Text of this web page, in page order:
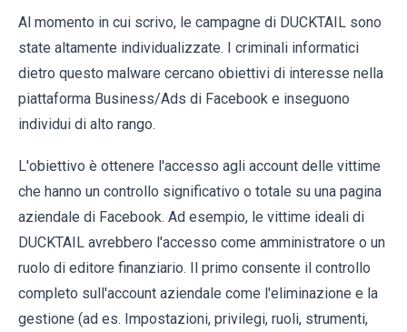
Al momento in cui scrivo, le campagne di DUCKTAIL sono
state altamente individualizzate. I criminali informatici
dietro questo malware cercano obiettivi di interesse nella
piattaforma Business/Ads di Facebook e inseguono
individui di alto rango.
L'obiettivo è ottenere l'accesso agli account delle vittime
che hanno un controllo significativo o totale su una pagina
aziendale di Facebook. Ad esempio, le vittime ideali di
DUCKTAIL avrebbero l'accesso come amministratore o un
ruolo di editore finanziario. Il primo consente il controllo
completo sull'account aziendale come l'eliminazione e la
gestione (ad es. Impostazioni, privilegi, ruoli, strumenti,